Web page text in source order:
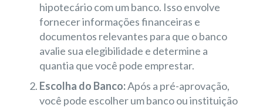
hipotecário com um banco. Isso envolve
fornecer informações financeiras e
documentos relevantes para que o banco
avalie sua elegibilidade e determine a
quantia que você pode emprestar.
Escolha do Banco:Após a pré-aprovação,
você pode escolher um banco ou instituição